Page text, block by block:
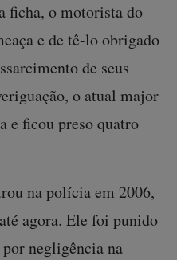
ficha, o motorista do
e de tê-lo obrigado
de seus
o atual major
e ficou preso quatro
na polícia em 2006,
agora. Ele foi punido
negligência na